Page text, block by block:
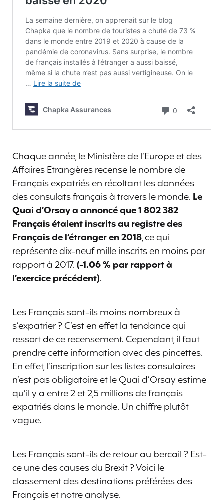
Chaque année, le Ministère de l’Europe et des
Affaires Etrangères recense le nombre de
Français expatriés en récoltant les données
des consulats français à travers le monde. Le
Quai d’Orsay a annoncé que 1 802 382
Français étaient inscrits au registre des
Français de l’étranger en 2018, ce qui
représente dix-neuf mille inscrits en moins par
rapport à 2017.(-1.06 % par rapport à
l’exercice précédent).
Les Français sont-ils moins nombreux à
s’expatrier ? C’est en effet la tendance qui
ressort de ce recensement. Cependant, il faut
prendre cette information avec des pincettes.
En effet, l’inscription sur les listes consulaires
n’est pas obligatoire et le Quai d’Orsay estime
qu’il y a entre 2 et 2,5 millions de français
expatriés dans le monde. Un chiffre plutôt
vague.
Les Français sont-ils de retour au bercail ? Est-
ce une des causes du Brexit ? Voici le
classement des destinations préférées des
Français et notre analyse.